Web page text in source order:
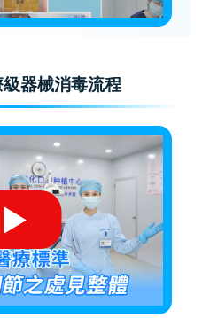
器械消毒流程